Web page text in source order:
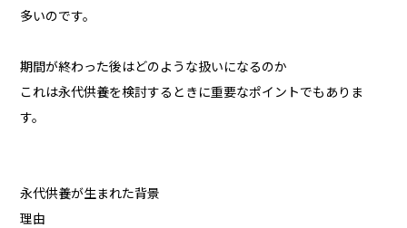
多いのです。
期間が終わった後はどのような扱いになるのか
これは永代供養を検討するときに重要なポイントでもありま
す。
永代供養が生まれた背景
理由